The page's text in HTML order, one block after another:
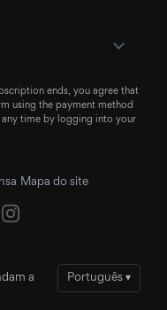
ends, you agree that
using the payment method
time by logging into your
Mapa do site
a
Português ▾